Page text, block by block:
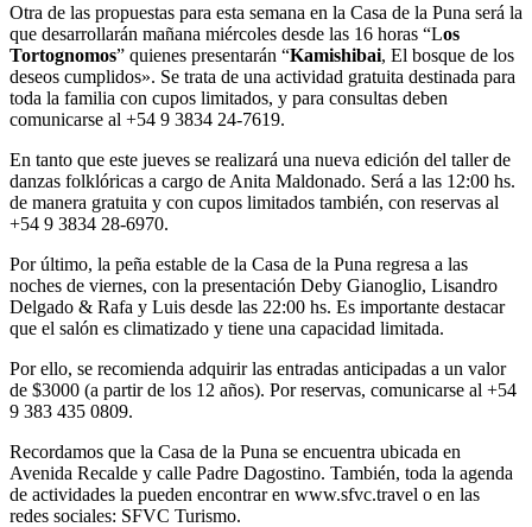
Otra de las propuestas para esta semana en la Casa de la Puna será la
que desarrollarán mañana miércoles desde las 16 horas “Los
Tortognomos” quienes presentarán “Kamishibai, El bosque de los
deseos cumplidos». Se trata de una actividad gratuita destinada para
toda la familia con cupos limitados, y para consultas deben
comunicarse al +54 9 3834 24-7619.
En tanto que este jueves se realizará una nueva edición del taller de
danzas folklóricas a cargo de Anita Maldonado. Será a las 12:00 hs.
de manera gratuita y con cupos limitados también, con reservas al
+54 9 3834 28-6970.
Por último, la peña estable de la Casa de la Puna regresa a las
noches de viernes, con la presentación Deby Gianoglio, Lisandro
Delgado & Rafa y Luis desde las 22:00 hs. Es importante destacar
que el salón es climatizado y tiene una capacidad limitada.
Por ello, se recomienda adquirir las entradas anticipadas a un valor
de $3000 (a partir de los 12 años). Por reservas, comunicarse al +54
9 383 435 0809.
Recordamos que la Casa de la Puna se encuentra ubicada en
Avenida Recalde y calle Padre Dagostino. También, toda la agenda
de actividades la pueden encontrar en www.sfvc.travel o en las
redes sociales: SFVC Turismo.